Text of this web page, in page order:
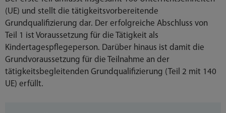
(UE) und stellt die tätigkeitsvorbereitende
Grundqualifizierung dar. Der erfolgreiche Abschluss von
Teil 1 ist Voraussetzung für die Tätigkeit als
Kindertagespflegeperson. Darüber hinaus ist damit die
Grundvoraussetzung für die Teilnahme an der
tätigkeitsbegleitenden Grundqualifizierung (Teil 2 mit 140
UE) erfüllt.